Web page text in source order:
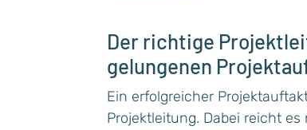
Der richtige
gelungenen
Ein erfolgreicher
Projektleitung. Dabei reicht